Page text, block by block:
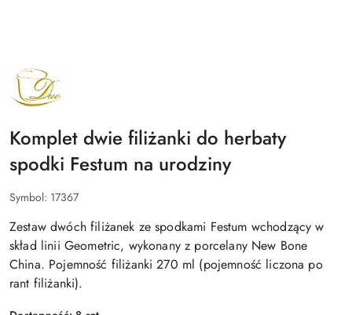
NAZWA
PRODUCENTA:
DUO
Komplet dwie filiżanki do herbaty
spodki Festum na urodziny
Symbol: 17367
Zestaw dwóch filiżanek ze spodkami Festum wchodzący w
skład linii Geometric, wykonany z porcelany New Bone
China. Pojemność filiżanki 270 ml (pojemność liczona po
rant filiżanki).